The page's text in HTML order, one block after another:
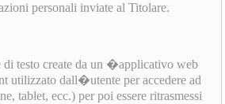
personali inviate al Titolare.
di testo create da un �applicativo web
utilizzato dall�utente per accedere ad
tablet, ecc.) per poi essere ritrasmessi